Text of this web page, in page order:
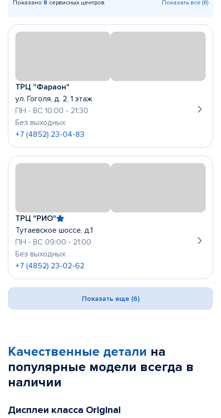
Показано 8 сервисных центров Показать все (8)
ТРЦ "Фараон"
ул. Гоголя, д. 2, 1 этаж
ПН - ВС 10:00 - 21:30
Без выходных
+7 (4852) 23-04-83
ТРЦ "РИО"
Тутаевское шоссе, д.1
ПН - ВС 09:00 - 21:00
Без выходных
+7 (4852) 23-02-62
Показать еще (6)
Качественные детали на
популярные модели всегда в
наличии
Дисплеи класса Original